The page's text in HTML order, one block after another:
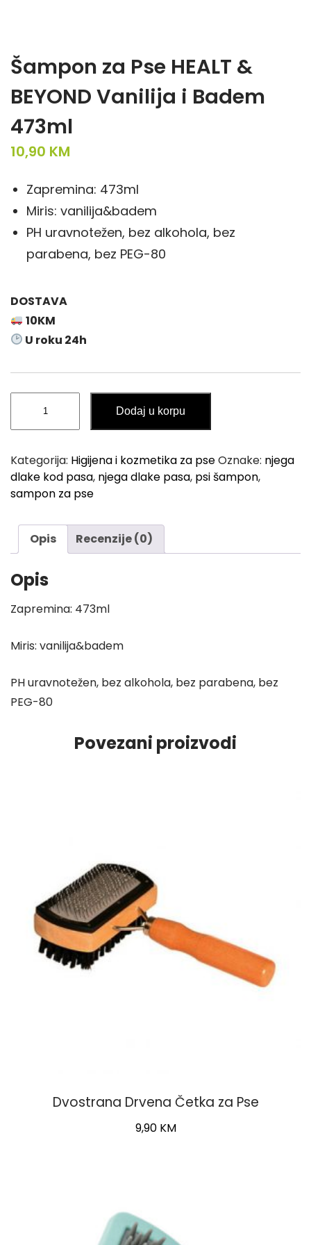
Šampon za Pse HEALT &
BEYOND Vanilija i Badem
473ml
10,90 KM
Zapremina: 473ml
Miris: vanilija&badem
PH uravnotežen, bez alkohola, bez
parabena, bez PEG-80
DOSTAVA
10KM
U roku 24h
Pse
&
BEYOND
Vanilija
Badem
473ml
Dodaj u korpu
Kategorija: Higijena i kozmetika za pseOznake: njega
dlake kod pasa, njega dlake pasa, psi šampon,
sampon za pse
Opis Recenzije (0)
Opis
Zapremina: 473ml
Miris: vanilija&badem
PH uravnotežen, bez alkohola, bez parabena, bez
PEG-80
Povezani proizvodi
Dvostrana Drvena Četka za Pse
9,90 KM